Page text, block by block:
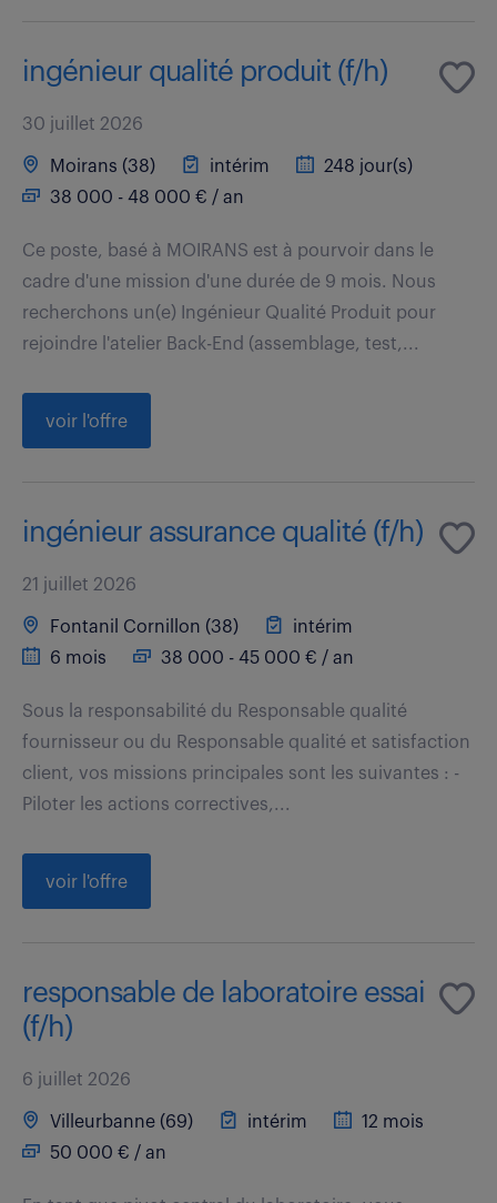
ingénieur qualité produit (f/h)
30 juillet 2026
Moirans (38) intérim
248 jour(s)
38 000 - 48 000 € / an
Ce poste, basé à MOIRANS est à pourvoir dans le
cadre d'une mission d'une durée de 9 mois. Nous
recherchons un(e) Ingénieur Qualité Produit pour
rejoindre l'atelier Back-End (assemblage, test,...
voir l'offre
ingénieur assurance qualité (f/h)
21 juillet 2026
Fontanil Cornillon (38)
intérim
6 mois
38 000 - 45 000 € / an
Sous la responsabilité du Responsable qualité
fournisseur ou du Responsable qualité et satisfaction
client, vos missions principales sont les suivantes : -
Piloter les actions correctives,...
voir l'offre
responsable de laboratoire essai
(f/h)
6 juillet 2026
Villeurbanne (69) intérim
12 mois
50 000 € / an